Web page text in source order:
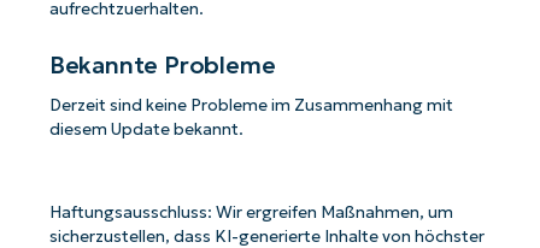
aufrechtzuerhalten.
Bekannte Probleme
Derzeit sind keine Probleme im Zusammenhang mit
diesem Update bekannt.
Haftungsausschluss: Wir ergreifen Maßnahmen, um
sicherzustellen, dass KI-generierte Inhalte von höchster